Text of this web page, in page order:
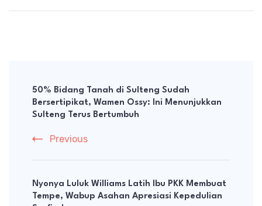
Navigation
50% Bidang Tanah di Sulteng Sudah
Bersertipikat, Wamen Ossy: Ini Menunjukkan
Sulteng Terus Bertumbuh
Previous
Nyonya Luluk Williams Latih Ibu PKK Membuat
Tempe, Wabup Asahan Apresiasi Kepedulian